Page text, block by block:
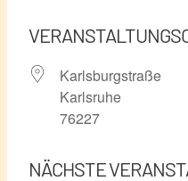
Karlsburgstraße
Karlsruhe
76227
NÄCHSTE